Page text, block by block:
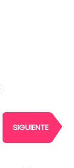
SIGUIENTE